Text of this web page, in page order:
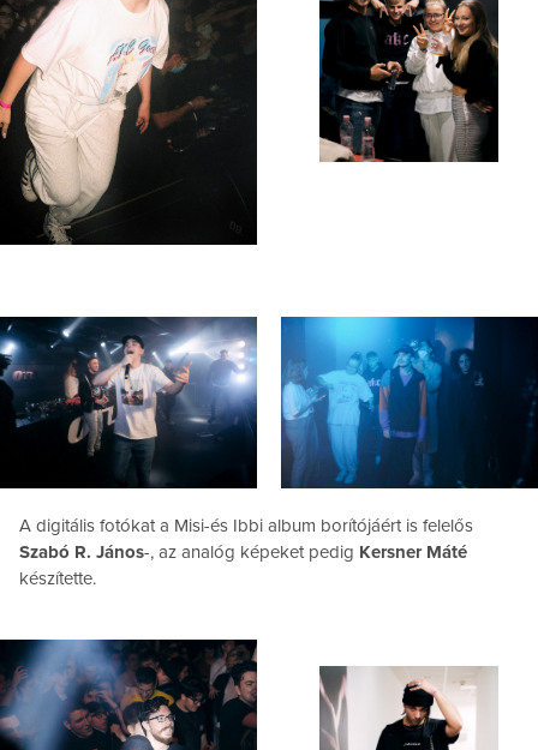
A digitális fotókat a Misi-és Ibbi album borítójáért is felelős
Szabó R. János-, az analóg képeket pedig Kersner Máté
készítette.